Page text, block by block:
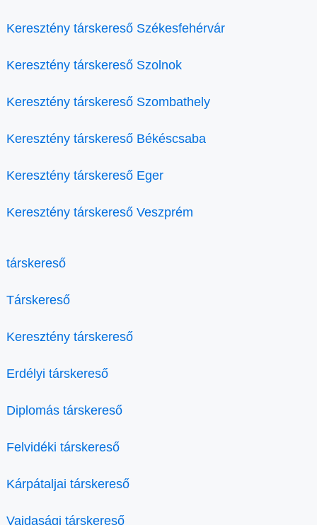
Keresztény társkereső Székesfehérvár
Keresztény társkereső Szolnok
Keresztény társkereső Szombathely
Keresztény társkereső Békéscsaba
Keresztény társkereső Eger
Keresztény társkereső Veszprém
társkereső
Társkereső
Keresztény társkereső
Erdélyi társkereső
Diplomás társkereső
Felvidéki társkereső
Kárpátaljai társkereső
Vajdasági társkereső